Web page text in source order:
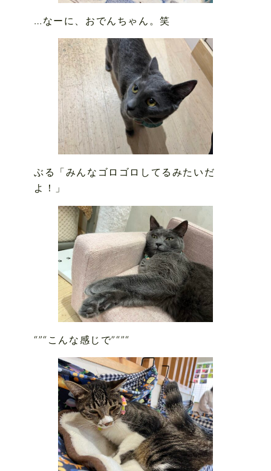
…なーに、おでんちゃん。笑
ぶる「みんなゴロゴロしてるみたいだ
よ！」
“”“こんな感じで”“”“